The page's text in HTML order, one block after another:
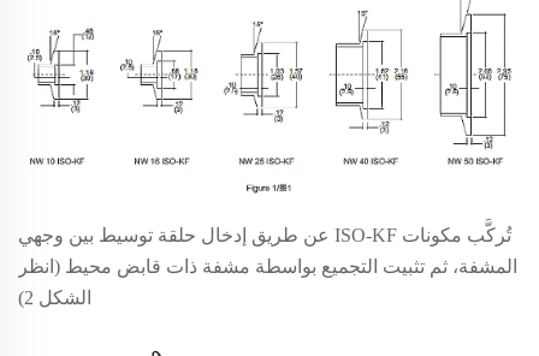
تُركَّب مكونات ISO-KF عن طريق إدخال حلقة توسيط بين وجهي
المشفة، ثم تثبيت التجميع بواسطة مشفة ذات قابض محيط (انظر
الشكل 2)